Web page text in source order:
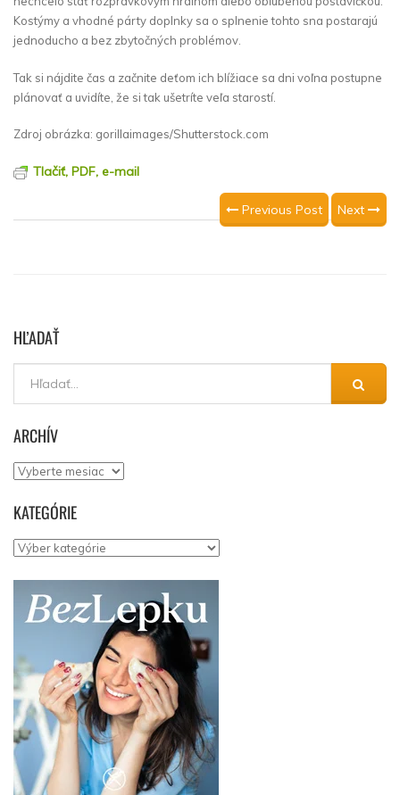
Kostýmy a vhodné párty doplnky sa o splnenie tohto sna postarajú
jednoducho a bez zbytočných problémov.
Tak si nájdite čas a začnite deťom ich blížiace sa dni voľna postupne
plánovať a uvidíte, že si tak ušetríte veľa starostí.
Zdroj obrázka: gorillaimages/Shutterstock.com
Tlačiť, PDF, e-mail
Previous Post Next
HĽADAŤ
ARCHÍV
Archív
KATEGÓRIE
Kategórie